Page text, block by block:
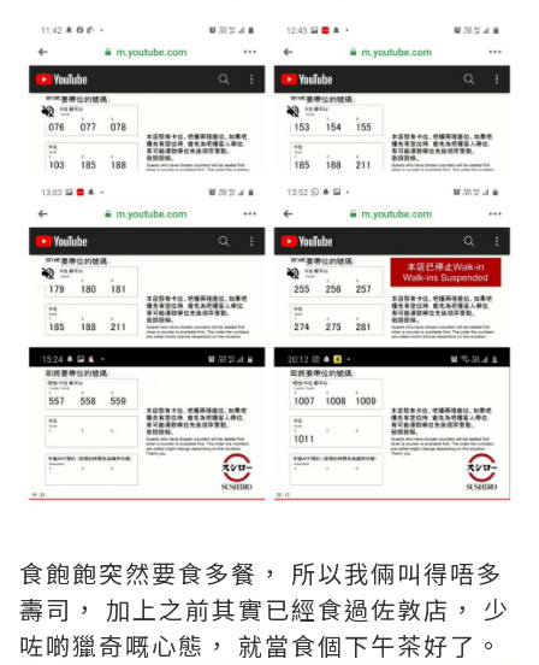
食飽飽突然要食多餐， 所以我倆叫得唔多
壽司， 加上之前其實已經食過佐敦店， 少
咗啲獵奇嘅心態， 就當食個下午茶好了。